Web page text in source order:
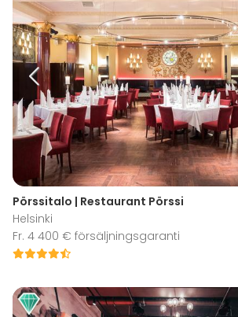
Pörssitalo | Restaurant Pörssi
Helsinki
Fr. 4 400 € försäljningsgaranti